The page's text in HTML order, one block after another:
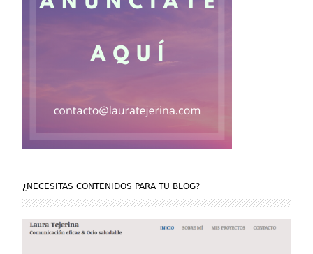
¿NECESITAS CONTENIDOS PARA TU BLOG?